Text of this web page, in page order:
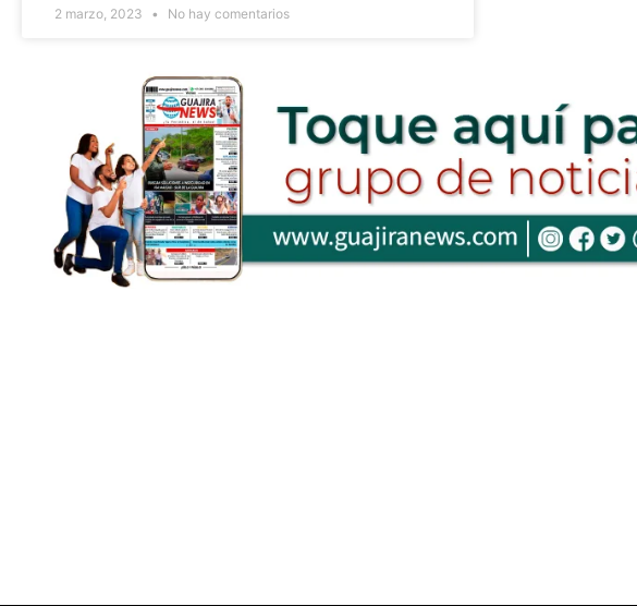
2 marzo, 2023 No hay comentarios